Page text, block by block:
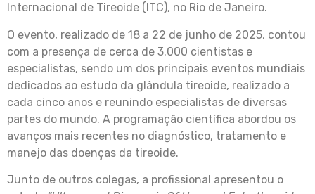
Internacional de Tireoide (ITC), no Rio de Janeiro.
O evento, realizado de 18 a 22 de junho de 2025, contou
com a presença de cerca de 3.000 cientistas e
especialistas, sendo um dos principais eventos mundiais
dedicados ao estudo da glândula tireoide, realizado a
cada cinco anos e reunindo especialistas de diversas
partes do mundo. A programação científica abordou os
avanços mais recentes no diagnóstico, tratamento e
manejo das doenças da tireoide.
Junto de outros colegas, a profissional apresentou o